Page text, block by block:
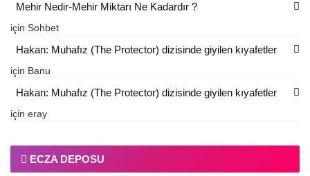
Mehir Nedir-Mehir Miktarı Ne Kadardır ?
için Sohbet
Hakan: Muhafız (The Protector) dizisinde giyilen kıyafetler
için Banu
Hakan: Muhafız (The Protector) dizisinde giyilen kıyafetler
için eray
ECZA DEPOSU